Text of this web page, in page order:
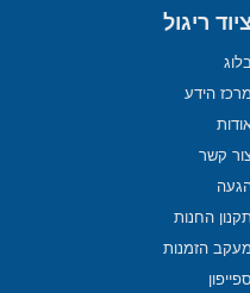
ציוד ריגול
בלוג
מרכז הידע
קשר
תקנון החנות
מעקב הזמנות
ספייפון